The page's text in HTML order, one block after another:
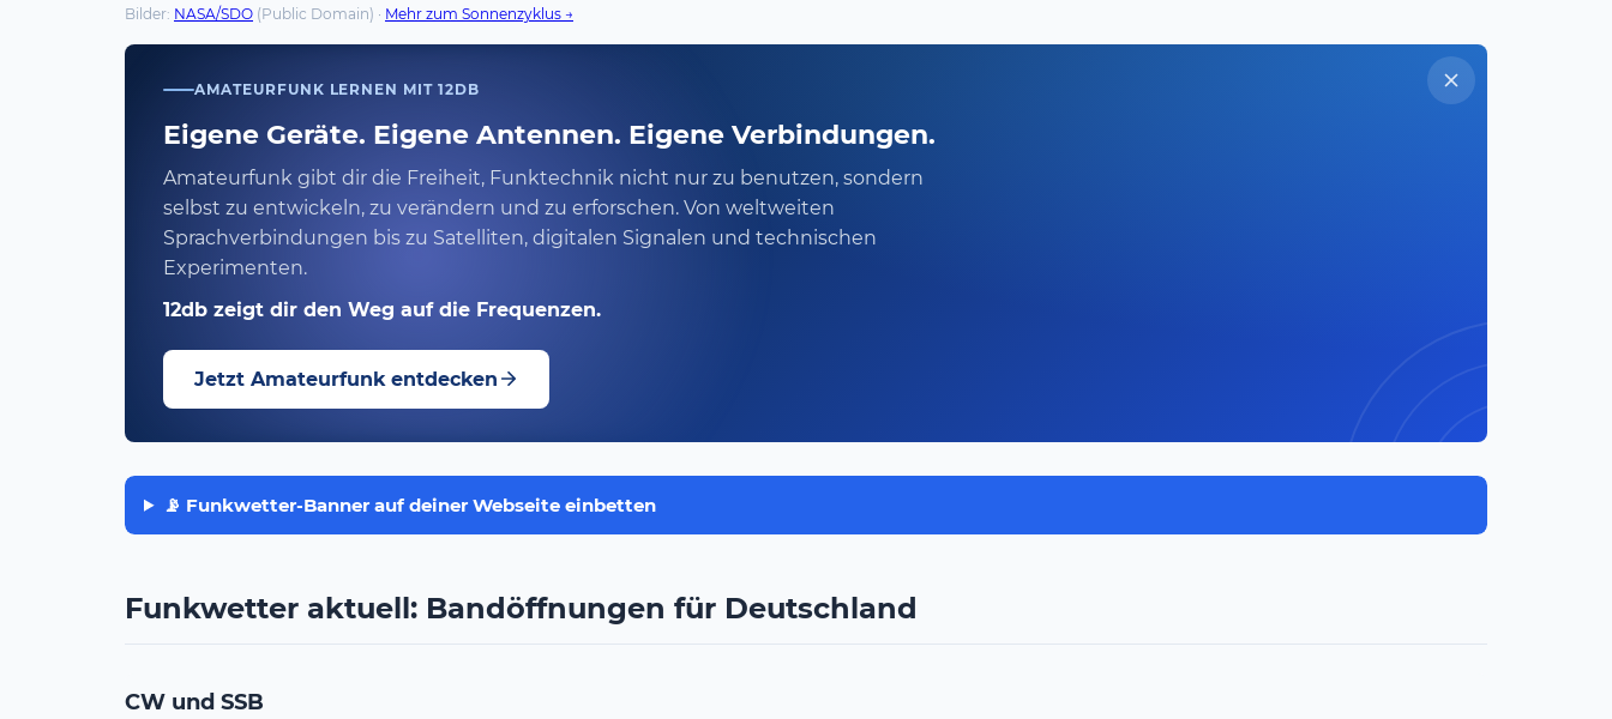
Bilder: NASA/SDO (Public Domain) · Mehr zum Sonnenzyklus →
AMATEURFUNK LERNEN MIT 12DB
Eigene Geräte. Eigene Antennen. Eigene Verbindungen.
Amateurfunk gibt dir die Freiheit, Funktechnik nicht nur zu benutzen, sondern
selbst zu entwickeln, zu verändern und zu erforschen. Von weltweiten
Sprachverbindungen bis zu Satelliten, digitalen Signalen und technischen
Experimenten.
12db zeigt dir den Weg auf die Frequenzen.
Jetzt Amateurfunk entdecken
📡 Funkwetter-Banner auf deiner Webseite einbetten
Funkwetter aktuell: Bandöffnungen für Deutschland
CW und SSB